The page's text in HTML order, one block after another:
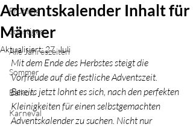
Frühling
Sonstiges
Alle Jahreszeiten
Sommer
Balkon
Karneval
Adventskalender Inhalt für
Männer
Aktualisiert:27. Juli
Mit dem Ende des Herbstes steigt die
Vorfreude auf die festliche Adventszeit.
Bereits jetzt lohnt es sich, nach den perfekten
Kleinigkeiten für einen selbstgemachten
Adventskalender zu suchen. Nicht nur